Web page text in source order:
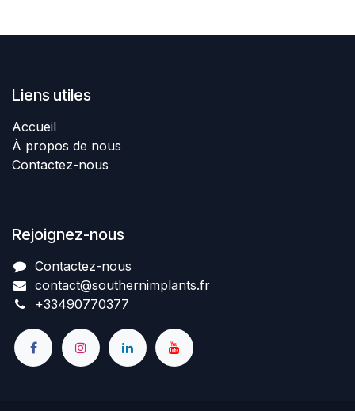
Liens utiles
Accueil
À propos de nous
Contactez-nous
Rejoignez-nous
Contactez-nous​
contact@southernimplant​​​s.fr
+334907​70377